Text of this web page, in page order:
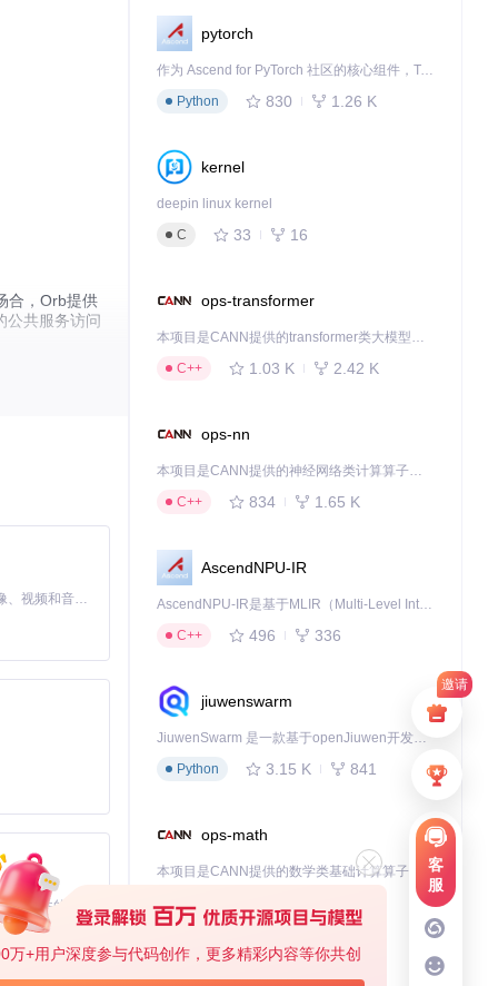
邀请
客
服
万+用户深度参与代码创作，更多精彩内容等你共创
合，Orb提供
公共服务访问
用户隐私与
探索Orb的无
MiniMax H3 是一个通用的全模态生成系统。它支持对由文本、图像、视频和音频组成的多模态上下文进行统一理解，并能生成分辨率高达 2K、时长可达 15 秒的带原生立体声音频的视频。得益于面向任务泛化的系统设计，H3 在预训练阶段就已具备广泛的多模态上下文理解与生成能力，能够出色地执行复杂的多模态指令。
基于Python的Xiaozhi AI，适用于想要完整Xiaozhi体验而无需拥有专用硬件的用户。
pytorch
作为 Ascend for PyTorch 社区的核心组件，TorchNPU 是昇腾专为 PyTorch 打造的深度学习适配插件，使 PyTorch 框架能够直接调用昇腾 NPU，为开发者提供昇腾 AI 处理器的超强算力。
Python
830 1.26 K
kernel
deepin linux kernel
C
33 16
ops-transformer
本项目是CANN提供的transformer类大模型算子库，实现网络在NPU上加速计算。
C++
1.03 K 2.42 K
ops-nn
本项目是CANN提供的神经网络类计算算子库，实现网络在NPU上加速计算。
C++
834 1.65 K
AscendNPU-IR
AscendNPU-IR是基于MLIR（Multi-Level Intermediate Representation）构建的，面向昇腾亲和算子编译时使用的中间表示，提供昇腾完备表达能力，通过编译优化提升昇腾AI处理器计算效率，支持通过生态框架使能昇腾AI处理器与深度调优
C++
496 336
jiuwenswarm
JiuwenSwarm 是一款基于openJiuwen开发的智能AI Agent，它能够将大语言模型的强大能力，通过你日常使用的各类通讯应用，直接延伸至你的指尖。
Python
3.15 K 841
ops-math
C++
deveco-code